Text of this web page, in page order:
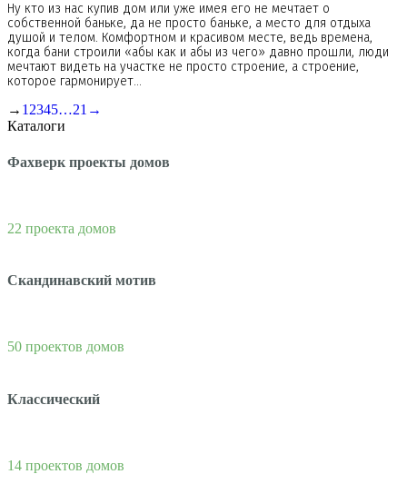
Ну кто из нас купив дом или уже имея его не мечтает о
собственной баньке, да не просто баньке, а место для отдыха
душой и телом. Комфортном и красивом месте, ведь времена,
когда бани строили «абы как и абы из чего» давно прошли, люди
мечтают видеть на участке не просто строение, а строение,
которое гармонирует…
→ 1 2345…21 →
Каталоги
Фахверк проекты домов
22 проекта домов
Скандинавский мотив
50 проектов домов
Классический
14 проектов домов